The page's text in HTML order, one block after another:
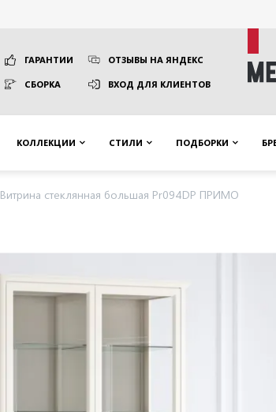
ГАРАНТИИ ОТЗЫВЫ НА ЯНДЕКС
СБОРКА ВХОД ДЛЯ КЛИЕНТОВ
КОЛЛЕКЦИИ СТИЛИ ПОДБОРКИ
Витрина стеклянная большая Pr094DP ПРИМО